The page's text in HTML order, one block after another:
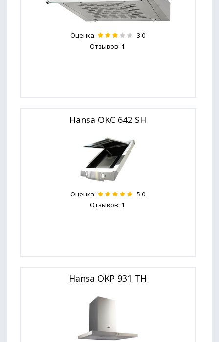
Оценка: 3.0
Отзывов: 1
Hansa OKC 642 SH
Оценка: 5.0
Отзывов: 1
Hansa OKP 931 TH